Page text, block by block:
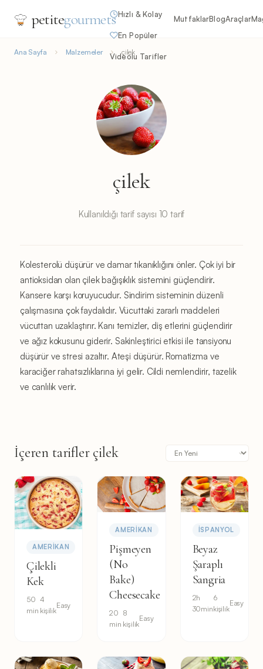
petitegourmets Hızlı & Kolay
En Popüler
Videolu Tarifler
MutfaklarBlogAraçlar
Ana Sayfa Malzemeler çilek
çilek
Kullanıldığı tarif sayısı 10 tarif
Kolesterolü düşürür ve damar tıkanıklığını önler. Çok iyi bir
antioksidan olan çilek bağışıklık sistemini güçlendirir.
Kansere karşı koruyucudur. Sindirim sisteminin düzenli
çalışmasına çok faydalıdır. Vücuttaki zararlı maddeleri
vücuttan uzaklaştırır. Kanı temizler, diş etlerini güçlendirir
ve ağız kokusunu giderir. Sakinleştirici etkisi ile tansiyonu
düşürür ve stresi azaltır. Ateşi düşürür. Romatizma ve
karaciğer rahatsızlıklarına iyi gelir. Cildi nemlendirir, tazelik
ve canlılık verir.
İçeren tarifler çilek
AMERIKAN
Çilekli
Kek
50
min
4
kişilik
Easy
AMERIKAN
Pişmeyen
(No
Bake)
Cheesecake
20
min
8
kişilik
Easy
İSPANYOL
Beyaz
Şaraplı
Sangria
2h
30min
6
kişilik
Easy